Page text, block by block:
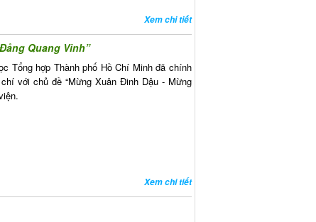
Xem chi tiết
Quang Vinh”
Tổng hợp Thành phố Hồ Chí Minh đã chính
với chủ đề “Mừng Xuân Đinh Dậu - Mừng
Xem chi tiết